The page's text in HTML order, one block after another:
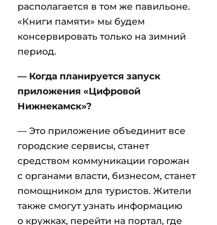
располагается в том же павильоне.
«Книги памяти» мы будем
консервировать только на зимний
период.
— Когда планируется запуск
приложения «Цифровой
Нижнекамск»?
— Это приложение объединит все
городские сервисы, станет
средством коммуникации горожан
с органами власти, бизнесом, станет
помощником для туристов. Жители
также смогут узнать информацию
о кружках, перейти на портал, где